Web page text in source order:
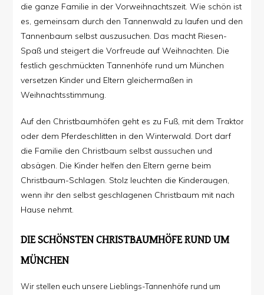
die ganze Familie in der Vorweihnachtszeit. Wie schön ist
es, gemeinsam durch den Tannenwald zu laufen und den
Tannenbaum selbst auszusuchen. Das macht Riesen-
Spaß und steigert die Vorfreude auf Weihnachten. Die
festlich geschmückten Tannenhöfe rund um München
versetzen Kinder und Eltern gleichermaßen in
Weihnachtsstimmung.
Auf den Christbaumhöfen geht es zu Fuß, mit dem Traktor
oder dem Pferdeschlitten in den Winterwald. Dort darf
die Familie den Christbaum selbst aussuchen und
absägen. Die Kinder helfen den Eltern gerne beim
Christbaum-Schlagen. Stolz leuchten die Kinderaugen,
wenn ihr den selbst geschlagenen Christbaum mit nach
Hause nehmt.
DIE SCHÖNSTEN CHRISTBAUMHÖFE RUND UM
MÜNCHEN
Wir stellen euch unsere Lieblings-Tannenhöfe rund um